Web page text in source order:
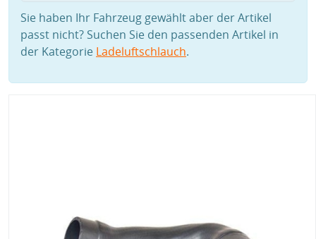
Sie haben Ihr Fahrzeug gewählt aber der Artikel
passt nicht? Suchen Sie den passenden Artikel in
der Kategorie Ladeluftschlauch.